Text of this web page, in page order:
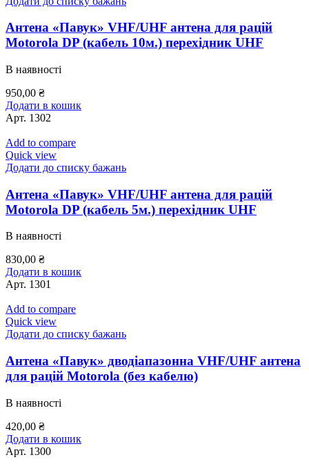
Антена «Павук» VHF/UHF антена для рацій
Motorola DP (кабель 10м.) перехідник UHF
В наявності
950,00 ₴
Додати в кошик
Арт. 1302
Add to compare
Quick view
Додати до списку бажань
Антена «Павук» VHF/UHF антена для рацій
Motorola DP (кабель 5м.) перехідник UHF
В наявності
830,00 ₴
Додати в кошик
Арт. 1301
Add to compare
Quick view
Додати до списку бажань
Антена «Павук» дводіапазонна VHF/UHF антена
для рацій Motorola (без кабелю)
В наявності
420,00 ₴
Додати в кошик
Арт. 1300